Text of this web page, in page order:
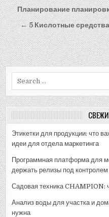
Навигация
по
записям
Планирование
← 5 Кислотные
Этикетки для продукции: что
идеи для отдела маркетинга
Программная платформа для
держать релизы под контролем
Садовая техника CHAMPION:
Анализ воды для участка и
нужна